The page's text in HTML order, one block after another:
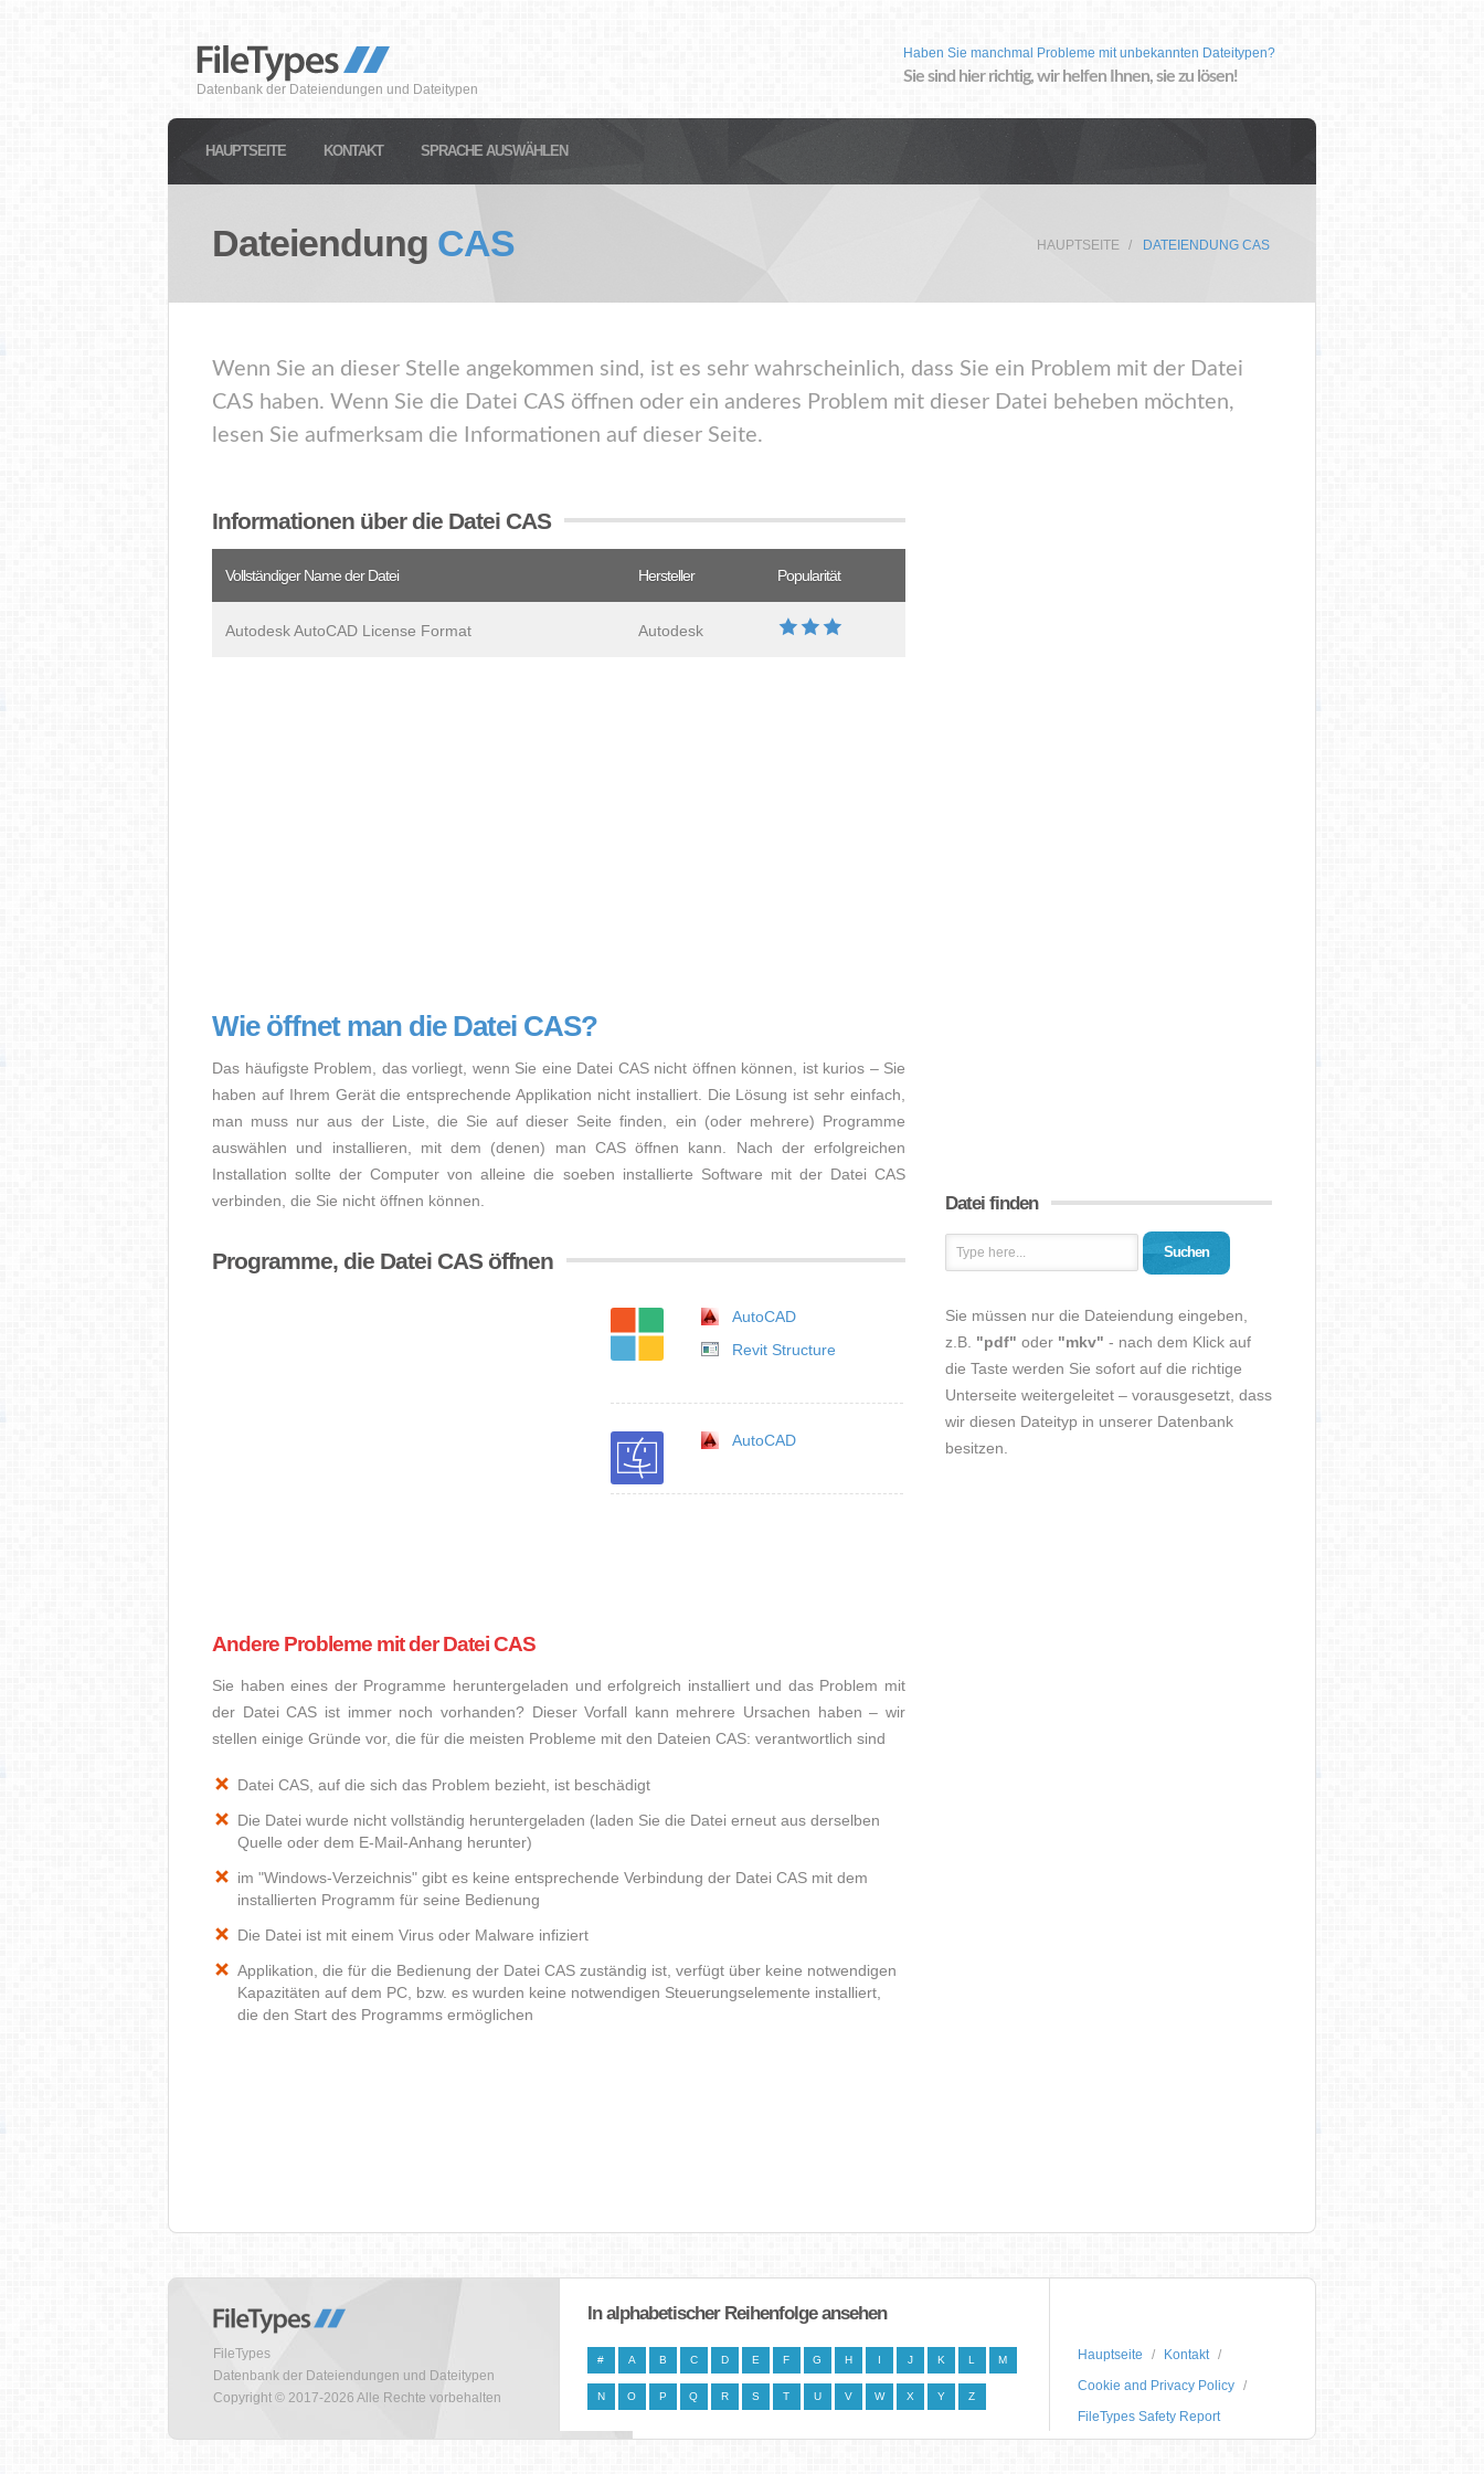
Datenbank der Dateiendungen und Dateitypen
Haben Sie manchmal Probleme mit unbekannten Dateitypen?
Sie sind hier richtig, wir helfen Ihnen, sie zu lösen!
HAUPTSEITE KONTAKT SPRACHE AUSWÄHLEN
Dateiendung CAS HAUPTSEITE DATEIENDUNG CAS
Wenn Sie an dieser Stelle angekommen sind, ist es sehr wahrscheinlich, dass Sie ein Problem mit der Datei
CAS haben. Wenn Sie die Datei CAS öffnen oder ein anderes Problem mit dieser Datei beheben möchten,
lesen Sie aufmerksam die Informationen auf dieser Seite.
Informationen über die Datei CAS
Vollständiger Name der Datei Hersteller Popularität
Autodesk AutoCAD License Format Autodesk
Wie öffnet man die Datei CAS?
Das häufigste Problem, das vorliegt, wenn Sie eine Datei CAS nicht öffnen können, ist kurios – Sie
haben auf Ihrem Gerät die entsprechende Applikation nicht installiert. Die Lösung ist sehr einfach,
man muss nur aus der Liste, die Sie auf dieser Seite finden, ein (oder mehrere) Programme
auswählen und installieren, mit dem (denen) man CAS öffnen kann. Nach der erfolgreichen
Installation sollte der Computer von alleine die soeben installierte Software mit der Datei CAS
verbinden, die Sie nicht öffnen können.
Programme, die Datei CAS öffnen
AutoCAD
Revit Structure
AutoCAD
Andere Probleme mit der Datei CAS
Sie haben eines der Programme heruntergeladen und erfolgreich installiert und das Problem mit
der Datei CAS ist immer noch vorhanden? Dieser Vorfall kann mehrere Ursachen haben – wir
stellen einige Gründe vor, die für die meisten Probleme mit den Dateien CAS: verantwortlich sind
Datei CAS, auf die sich das Problem bezieht, ist beschädigt
Die Datei wurde nicht vollständig heruntergeladen (laden Sie die Datei erneut aus derselben
Quelle oder dem E-Mail-Anhang herunter)
im "Windows-Verzeichnis" gibt es keine entsprechende Verbindung der Datei CAS mit dem
installierten Programm für seine Bedienung
Die Datei ist mit einem Virus oder Malware infiziert
Applikation, die für die Bedienung der Datei CAS zuständig ist, verfügt über keine notwendigen
Kapazitäten auf dem PC, bzw. es wurden keine notwendigen Steuerungselemente installiert,
die den Start des Programms ermöglichen
Datei finden
Suchen
Sie müssen nur die Dateiendung eingeben,
z.B. "pdf" oder "mkv" - nach dem Klick auf
die Taste werden Sie sofort auf die richtige
Unterseite weitergeleitet – vorausgesetzt, dass
wir diesen Dateityp in unserer Datenbank
besitzen.
FileTypes
Datenbank der Dateiendungen und Dateitypen
Copyright © 2017-2026 Alle Rechte vorbehalten
In alphabetischer Reihenfolge ansehen
# A B C D E F G H I J K L M
N O P Q R S T U V W X Y Z
Hauptseite
Kontakt
Cookie and Privacy Policy
FileTypes Safety Report